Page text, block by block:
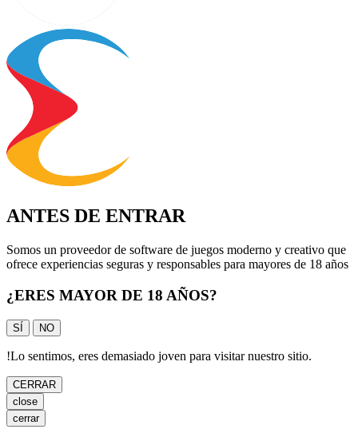
ANTES DE ENTRAR
Somos un proveedor de software de juegos moderno y creativo que
ofrece experiencias seguras y responsables para mayores de 18 años
¿ERES MAYOR DE 18 AÑOS?
SÍ NO
!Lo sentimos, eres demasiado joven para visitar nuestro sitio.
CERRAR
close
cerrar